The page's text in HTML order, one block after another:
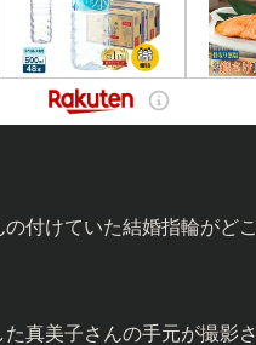
付けていた結婚指輪がど
真美子さんの手元が撮影